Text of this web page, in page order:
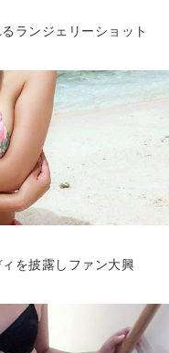
ランジェリーショット
を披露しファン大興